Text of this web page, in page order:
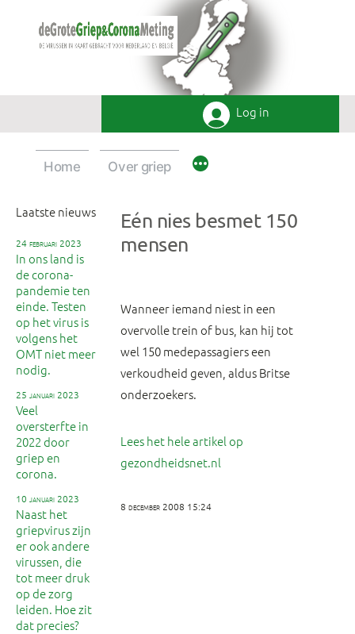
Log in
Home Over griep
Laatste nieuws
24 februari 2023
In ons land is
de corona-
pandemie ten
einde. Testen
op het virus is
volgens het
OMT niet meer
nodig.
25 januari 2023
Veel
oversterfte in
2022 door
griep en
corona.
10 januari 2023
Naast het
griepvirus zijn
er ook andere
virussen, die
tot meer druk
op de zorg
leiden. Hoe zit
dat precies?
Eén nies besmet 150
mensen
Wanneer iemand niest in een
overvolle trein of bus, kan hij tot
wel 150 medepassagiers een
verkoudheid geven, aldus Britse
onderzoekers.
Lees het hele artikel op
gezondheidsnet.nl
8 december 2008 15:24